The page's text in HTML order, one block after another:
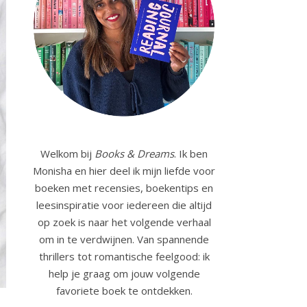
Welkom bij Books & Dreams. Ik ben
Monisha en hier deel ik mijn liefde voor
boeken met recensies, boekentips en
leesinspiratie voor iedereen die altijd
op zoek is naar het volgende verhaal
om in te verdwijnen. Van spannende
thrillers tot romantische feelgood: ik
help je graag om jouw volgende
favoriete boek te ontdekken.